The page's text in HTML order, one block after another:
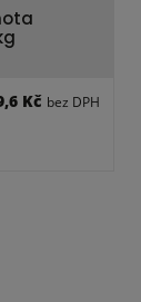
Kč bez DPH